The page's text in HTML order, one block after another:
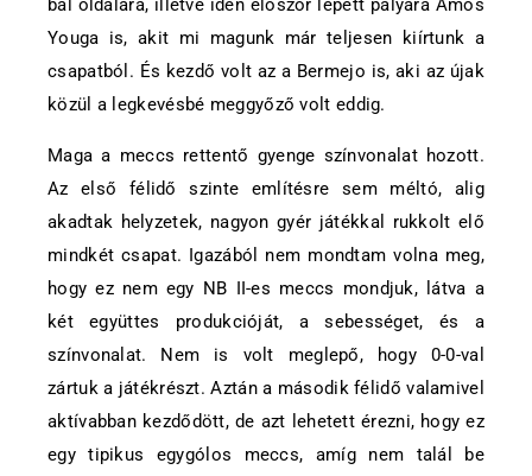
bal oldalára, illetve idén először lépett pályára Amos
Youga is, akit mi magunk már teljesen kiírtunk a
csapatból. És kezdő volt az a Bermejo is, aki az újak
közül a legkevésbé meggyőző volt eddig.
Maga a meccs rettentő gyenge színvonalat hozott.
Az első félidő szinte említésre sem méltó, alig
akadtak helyzetek, nagyon gyér játékkal rukkolt elő
mindkét csapat. Igazából nem mondtam volna meg,
hogy ez nem egy NB II-es meccs mondjuk, látva a
két együttes produkcióját, a sebességet, és a
színvonalat. Nem is volt meglepő, hogy 0-0-val
zártuk a játékrészt. Aztán a második félidő valamivel
aktívabban kezdődött, de azt lehetett érezni, hogy ez
egy tipikus egygólos meccs, amíg nem talál be